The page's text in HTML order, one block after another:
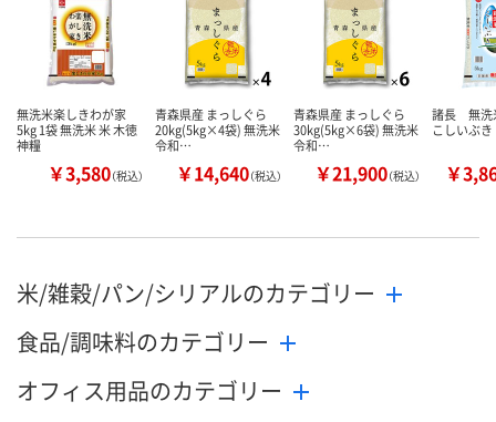
無洗米楽しきわが家
5kg 1袋 無洗米 米 木徳
神糧
￥3,580（税込）
青森県産 まっしぐら
20kg(5kg×4袋) 無洗米
令和…
￥14,640（税込）
青森県産 まっしぐら
30kg(5kg×6袋) 無洗米
令和…
￥21,900（税込）
諸長 無洗
こしいぶき
￥
米/雑穀/パン/シリアルのカテゴリー
食品/調味料のカテゴリー
オフィス用品のカテゴリー